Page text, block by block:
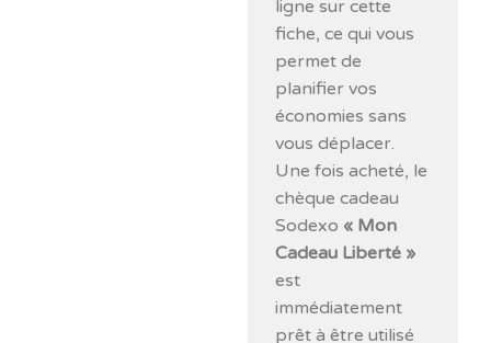
ligne sur cette
fiche, ce qui vous
permet de
planifier vos
économies sans
vous déplacer.
Une fois acheté, le
chèque cadeau
Sodexo « Mon
Cadeau Liberté »
est
immédiatement
prêt à être utilisé